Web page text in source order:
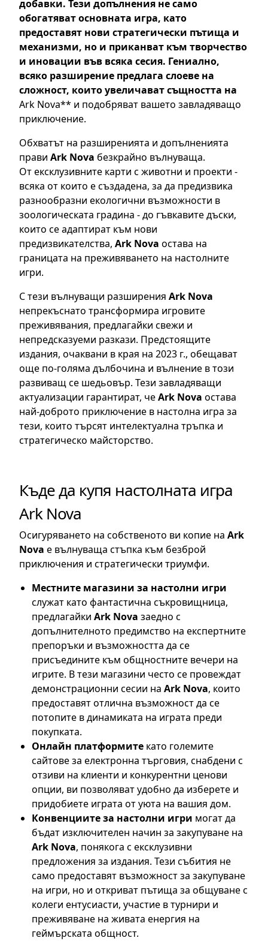
добавки. Тези допълнения не само
обогатяват основната игра, като
предоставят нови стратегически пътища и
механизми, но и приканват към творчество
и иновации във всяка сесия. Гениално,
всяко разширение предлага слоеве на
сложност, които увеличават същността на
Ark Nova** и подобряват вашето завладяващо
приключение.
Обхватът на разширенията и допълненията
прави Ark Nova безкрайно вълнуваща.
От ексклузивните карти с животни и проекти -
всяка от които е създадена, за да предизвика
разнообразни екологични възможности в
зоологическата градина - до гъвкавите дъски,
които се адаптират към нови
предизвикателства, Ark Nova остава на
границата на преживяването на настолните
игри.
С тези вълнуващи разширения Ark Nova
непрекъснато трансформира игровите
преживявания, предлагайки свежи и
непредсказуеми разкази. Предстоящите
издания, очаквани в края на 2023 г., обещават
още по-голяма дълбочина и вълнение в този
развиващ се шедьовър. Тези завладяващи
актуализации гарантират, чеArk Nova остава
най-доброто приключение в настолна игра за
тези, които търсят интелектуална тръпка и
стратегическо майсторство.
Къде да купя настолната игра
Ark Nova
Осигуряването на собственото ви копие на Ark
Nova е вълнуваща стъпка към безброй
приключения и стратегически триумфи.
Местните магазини за настолни игри
служат като фантастична съкровищница,
предлагайки Ark Nova заедно с
допълнителното предимство на експертните
препоръки и възможността да се
присъедините към общностните вечери на
игрите. В тези магазини често се провеждат
демонстрационни сесии на Ark Nova, които
предоставят отлична възможност да се
потопите в динамиката на играта преди
покупката.
Онлайн платформитекато големите
сайтове за електронна търговия, снабдени с
отзиви на клиенти и конкурентни ценови
опции, ви позволяват удобно да изберете и
придобиете играта от уюта на вашия дом.
Конвенциите за настолни игри могат да
бъдат изключителен начин за закупуване на
Ark Nova, понякога с ексклузивни
предложения за издания. Тези събития не
само предоставят възможност за закупуване
на игри, но и откриват пътища за общуване с
колеги ентусиасти, участие в турнири и
преживяване на живата енергия на
геймърската общност.